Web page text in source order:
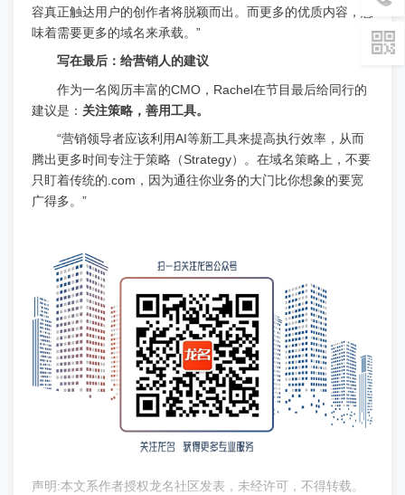
容真正触达用户的创作者将脱颖而出。而更多的优质内容，意
味着需要更多的域名来承载。”
写在最后：给营销人的建议
作为一名阅历丰富的CMO，Rachel在节目最后给同行的
建议是： 关注策略，善用工具。
“营销领导者应该利用AI等新工具来提高执行效率，从而
腾出更多时间专注于策略（Strategy）。在域名策略上，不要
只盯着传统的.com，因为通往你业务的大门比你想象的要宽
广得多。”
声明:本文系作者授权龙名社区发表，未经许可，不得转载。